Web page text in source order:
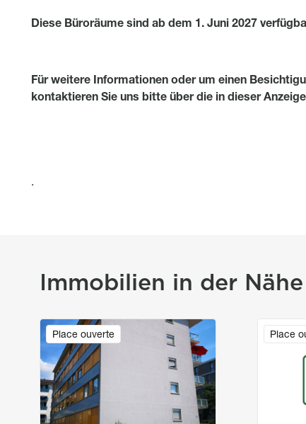
Diese Büroräume sind ab dem 1. Juni 2027
Für weitere Informationen oder um einen
kontaktieren Sie uns bitte über die in dieser
.
Immobilien in der Nähe
Place ouverte
Image Place
Image